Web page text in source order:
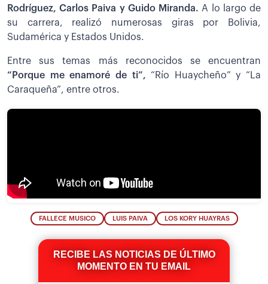
Rodríguez, Carlos Paiva y Guido Miranda.A lo largo de
su carrera, realizó numerosas giras por Bolivia,
Sudamérica y Estados Unidos.
Entre sus temas más reconocidos se encuentran
“Porque me enamoré de ti”, “Río Huaycheño” y “La
Caraqueña”, entre otros.
FALLECE MUSICO LUIS PAIVA LOS KORY HUAYRAS
RECIBE LAS NOTICIAS DE ÚLTIMO
MOMENTO EN TU EMAIL